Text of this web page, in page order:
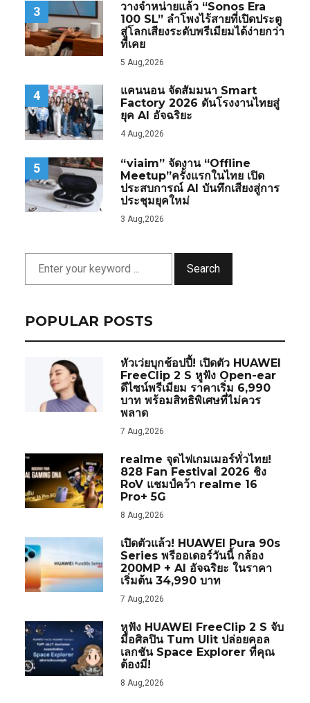
3
วางจำหน่ายแล้ว “Sonos Era
100 SL” ลำโพงไร้สายที่เปิดประตู
สู่โลกเสียงระดับพรีเมียมได้ง่ายกว่า
ที่เคย
5 Aug,2026
4
แคนนอน จัดสัมมนา Smart
Factory 2026 ดันโรงงานไทยสู่
ยุค AI อัจฉริยะ
4 Aug,2026
5
“viaim” จัดงาน “Offline
Meetup”ครั้งแรกในไทย เปิด
ประสบการณ์ AI บันทึกเสียงสู่การ
ประชุมยุคใหม่
3 Aug,2026
Search
POPULAR POSTS
หัวเว่ยบุกช้อปปี้! เปิดตัว HUAWEI
FreeClip 2 S หูฟัง Open-ear
ดีไซน์พรีเมียม ราคาเริ่ม 6,990
บาท พร้อมสิทธิพิเศษที่ไม่ควร
พลาด
7 Aug,2026
realme จุดไฟเกมเมอร์ทั่วไทย!
828 Fan Festival 2026 ชิง
RoV แชมป์คว้า realme 16
Pro+ 5G
8 Aug,2026
เปิดตัวแล้ว! HUAWEI Pura 90s
Series พรีออเดอร์วันนี้ กล้อง
200MP + AI อัจฉริยะ ในราคา
เริ่มต้น 34,990 บาท
7 Aug,2026
หูฟัง HUAWEI FreeClip 2 S จับ
มือศิลปิน Tum Ulit ปล่อยคอล
เลกชัน Space Explorer ที่คุณ
ต้องมี!
8 Aug,2026